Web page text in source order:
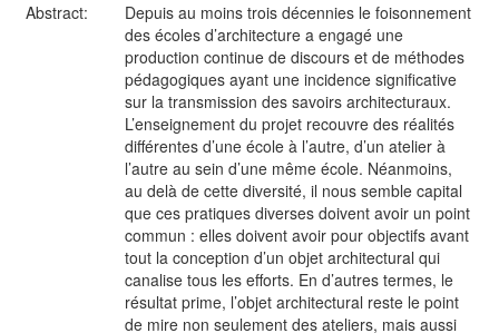
Abstract:
Depuis au moins trois décennies le foisonnement
des écoles d’architecture a engagé une
production continue de discours et de méthodes
pédagogiques ayant une incidence significative
sur la transmission des savoirs architecturaux.
L’enseignement du projet recouvre des réalités
différentes d’une école à l’autre, d’un atelier à
l’autre au sein d’une même école. Néanmoins,
au delà de cette diversité, il nous semble capital
que ces pratiques diverses doivent avoir un point
commun : elles doivent avoir pour objectifs avant
tout la conception d’un objet architectural qui
canalise tous les efforts. En d’autres termes, le
résultat prime, l’objet architectural reste le point
de mire non seulement des ateliers, mais aussi